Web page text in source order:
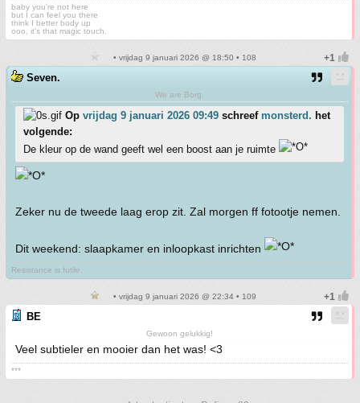
baby you're not here
but I can feel you there
think I better body up
ooo, it's that magic touch.
• vrijdag 9 januari 2026 @ 18:50 • 108
Seven.
We are Borg.
Op vrijdag 9 januari 2026 09:49 schreef monsterd. het
volgende:
De kleur op de wand geeft wel een boost aan je ruimte
Zeker nu de tweede laag erop zit. Zal morgen ff fotootje nemen.
Dit weekend: slaapkamer en inloopkast inrichten
Resistance is futile.
• vrijdag 9 januari 2026 @ 22:34 • 109
BE
Gewoon gelukkig!
Veel subtieler en mooier dan het was! <3
***